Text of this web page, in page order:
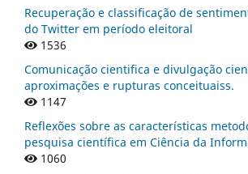
Recuperação e classificação de
do Twitter em período eleitoral
1536
Comunicação cientifica e divulgação
aproximações e rupturas conceituaiss.
1147
Reflexões sobre as características
pesquisa científica em Ciência da
1060